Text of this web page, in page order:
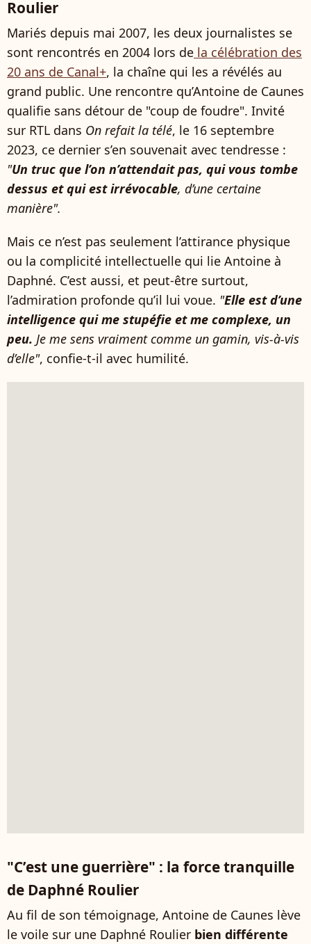
Roulier
Mariés depuis mai 2007, les deux journalistes se
sont rencontrés en 2004 lors de la célébration des
20 ans de Canal+, la chaîne qui les a révélés au
grand public. Une rencontre qu’Antoine de Caunes
qualifie sans détour de "coup de foudre". Invité
sur RTL dans On refait la télé, le 16 septembre
2023, ce dernier s’en souvenait avec tendresse :
"Un truc que l’on n’attendait pas, qui vous tombe
dessus et qui est irrévocable, d’une certaine
manière".
Mais ce n’est pas seulement l’attirance physique
ou la complicité intellectuelle qui lie Antoine à
Daphné. C’est aussi, et peut-être surtout,
l’admiration profonde qu’il lui voue. "Elle est d’une
intelligence qui me stupéfie et me complexe, un
peu. Je me sens vraiment comme un gamin, vis-à-vis
d’elle", confie-t-il avec humilité.
"C’est une guerrière" : la force tranquille
de Daphné Roulier
Au fil de son témoignage, Antoine de Caunes lève
le voile sur une Daphné Roulier bien différente